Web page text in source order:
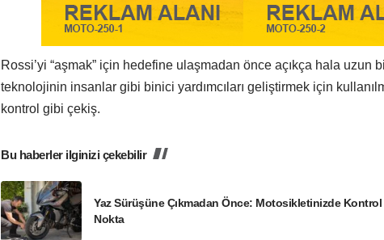
Rossi’yi “aşmak” için hedefine ulaşmadan önce açıkça hala uzun
teknolojinin insanlar gibi binici yardımcıları geliştirmek için
kontrol gibi çekiş.
Bu haberler ilginizi çekebilir
Yaz Sürüşüne Çıkmadan Önce: Motosikletinizde
Nokta